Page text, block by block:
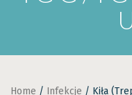
Home / Infekcje / Kiła